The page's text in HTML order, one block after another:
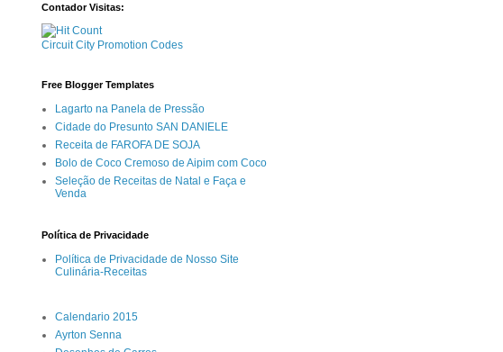
Contador Visitas:
Circuit City Promotion Codes
Free Blogger Templates
Lagarto na Panela de Pressão
Cidade do Presunto SAN DANIELE
Receita de FAROFA DE SOJA
Bolo de Coco Cremoso de Aipim com Coco
Seleção de Receitas de Natal e Faça e
Venda
Política de Privacidade
Política de Privacidade de Nosso Site
Culinária-Receitas
Calendario 2015
Ayrton Senna